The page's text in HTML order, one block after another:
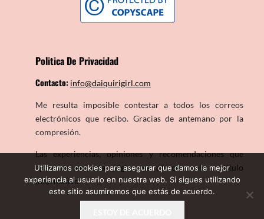
Politica De Privacidad
Contacto: info@daiquirigirl.com
Me resulta imposible contestar a todos los correos
electrónicos que recibo. Gracias de antemano por la
compresión.
Las experiencias, opiniones y recomendaciones que
aparecen en esta página se ofrecen solo a título
informativo.
Utilizamos cookies para asegurar que damos la mejor
experiencia al usuario en nuestra web. Si sigues utilizando
este sitio asumiremos que estás de acuerdo.